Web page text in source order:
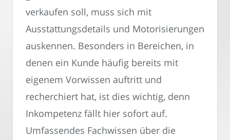
verkaufen soll, muss sich mit
Ausstattungsdetails und Motorisierungen
auskennen. Besonders in Bereichen, in
denen ein Kunde häufig bereits mit
eigenem Vorwissen auftritt und
recherchiert hat, ist dies wichtig, denn
Inkompetenz fällt hier sofort auf.
Umfassendes Fachwissen über die